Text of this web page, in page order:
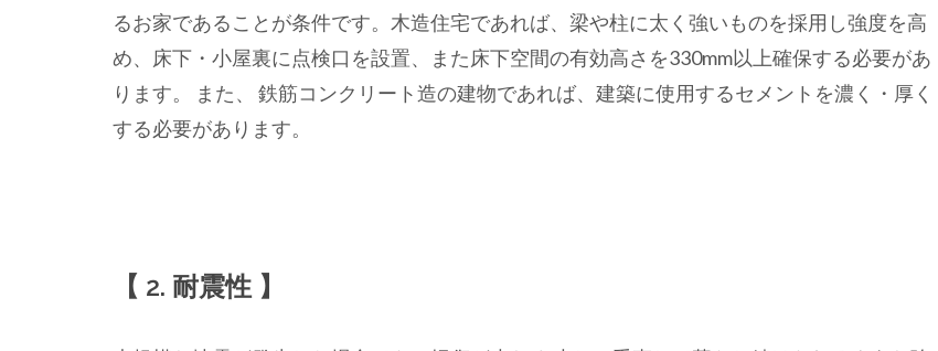
るお家であることが条件です。木造住宅であれば、梁や柱に太く強いものを採用し強度を高
め、床下・小屋裏に点検口を設置、また床下空間の有効高さを330mm以上確保する必要があ
ります。 また、 鉄筋コンクリート造の建物であれば、建築に使用するセメントを濃く・厚く
する必要があります。
【 2. 耐震性 】